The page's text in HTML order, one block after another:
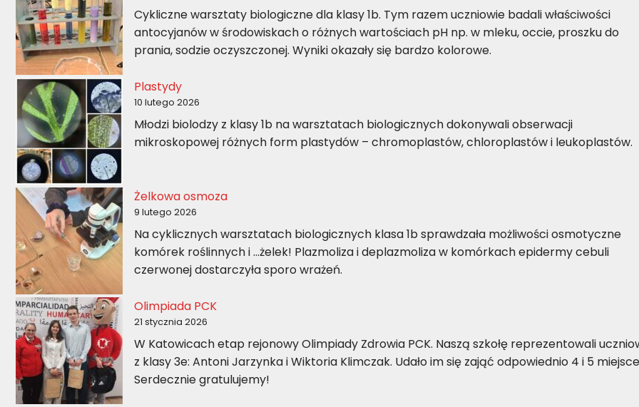
Cykliczne warsztaty biologiczne dla klasy 1b. Tym razem uczniowie badali właściwości
antocyjanów w środowiskach o różnych wartościach pH np. w mleku, occie, proszku do
prania, sodzie oczyszczonej. Wyniki okazały się bardzo kolorowe.
Plastydy
10 lutego 2026
Młodzi biolodzy z klasy 1b na warsztatach biologicznych dokonywali obserwacji
mikroskopowej różnych form plastydów – chromoplastów, chloroplastów i leukoplastów.
Żelkowa osmoza
9 lutego 2026
Na cyklicznych warsztatach biologicznych klasa 1b sprawdzała możliwości osmotyczne
komórek roślinnych i …żelek! Plazmoliza i deplazmoliza w komórkach epidermy cebuli
czerwonej dostarczyła sporo wrażeń.
Olimpiada PCK
21 stycznia 2026
W Katowicach etap rejonowy Olimpiady Zdrowia PCK. Naszą szkołę reprezentowali
z klasy 3e: Antoni Jarzynka i Wiktoria Klimczak. Udało im się zająć odpowiednio 4 i 5
Serdecznie gratulujemy!